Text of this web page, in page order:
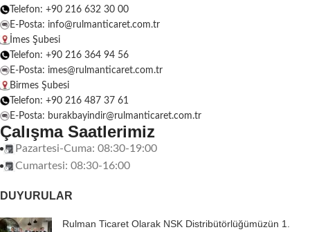
Telefon: +90 216 632 30 00
E-Posta: info@rulmanticaret.com.tr
İmes Şubesi
Telefon: +90 216 364 94 56
E-Posta: imes@rulmanticaret.com.tr
Birmes Şubesi
Telefon: +90 216 487 37 61
E-Posta: burakbayindir@rulmanticaret.com.tr
Çalışma Saatlerimiz
Pazartesi-Cuma: 08:30-19:00
Cumartesi: 08:30-16:00
DUYURULAR
Rulman Ticaret Olarak NSK Distribütörlüğümüzün 1.